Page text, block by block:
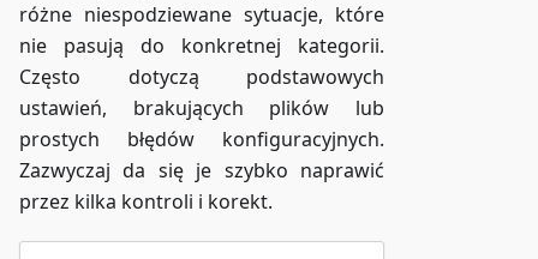
różne niespodziewane sytuacje, które
nie pasują do konkretnej kategorii.
Często dotyczą podstawowych
ustawień, brakujących plików lub
prostych błędów konfiguracyjnych.
Zazwyczaj da się je szybko naprawić
przez kilka kontroli i korekt.